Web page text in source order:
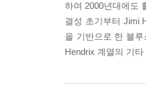
하여 2000년대에도
결성 초기부터 Jimi
을 기반으로 한 블
Hendrix 계열의 기